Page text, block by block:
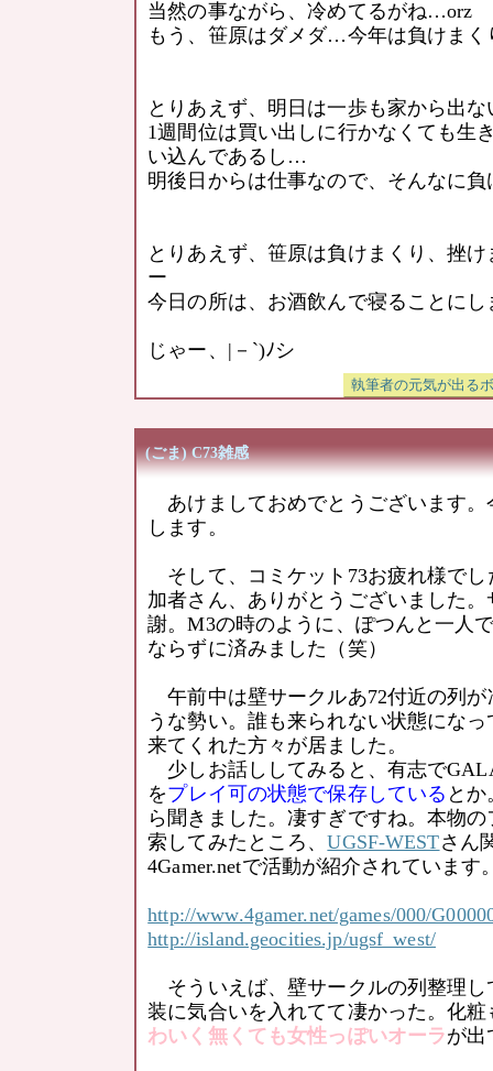
当然の事ながら、冷めてるがね…orz
もう、笹原はダメダ…今年は負けま
とりあえず、明日は一歩も家から出
1週間位は買い出しに行かなくても生
い込んであるし…
明後日からは仕事なので、そんなに
とりあえず、笹原は負けまくり、挫
ー
今日の所は、お酒飲んで寝ることに
じゃー、|－`)ﾉシ
(ごま) C73雑感
あけましておめでとうございます。
します。
そして、コミケット73お疲れ様で
加者さん、ありがとうございました
謝。M3の時のように、ぽつんと一人
ならずに済みました（笑）
午前中は壁サークルあ72付近の列
うな勢い。誰も来られない状態にな
来てくれた方々が居ました。
少しお話ししてみると、有志で
をプレイ可の状態で保存している と
ら聞きました。凄すぎですね。本物
索してみたところ、UGSF-WESTさん
4Gamer.netで活動が紹介されています
http://www.4gamer.net/games/000/
http://island.geocities.jp/ugsf_west/
そういえば、壁サークルの列整理し
装に気合いを入れてて凄かった。化
わいく無くても女性っぽいオーラが出